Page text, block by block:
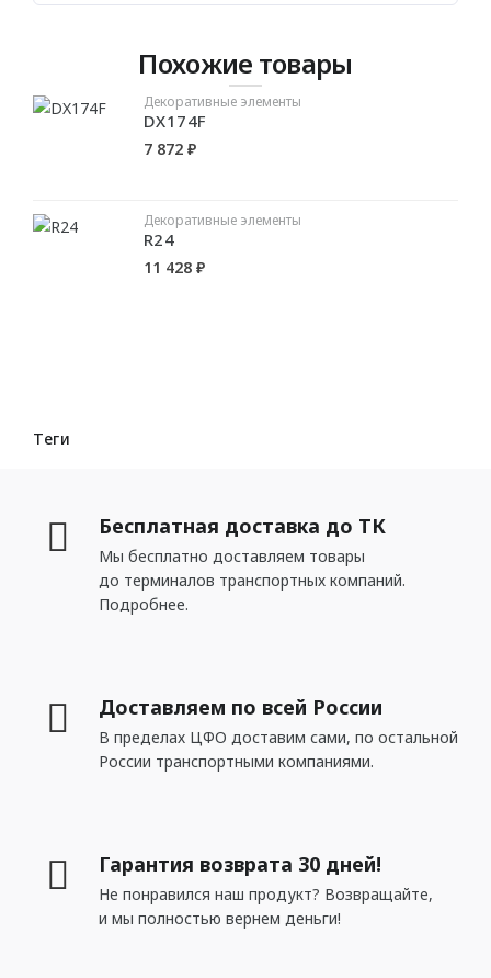
Классические
Из полиуретана
Декоративные
Элементы
Шпатлёвка
Charmant
Потолочные
Подвесные
Похожие товары
Декоративные элементы
DX174F
7 872 ₽
Декоративные элементы
R24
11 428 ₽
Теги
Бесплатная доставка до ТК
Мы бесплатно доставляем товары
до терминалов транспортных компаний.
Подробнее.
Доставляем по всей России
В пределах ЦФО доставим сами, по остальной
России транспортными компаниями.
Гарантия возврата 30 дней!
Не понравился наш продукт? Возвращайте,
и мы полностью вернем деньги!